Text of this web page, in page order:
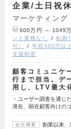
企業/土日祝休
マーケティング
600万円 ～ 1049
ント業務なし
転勤
可）
年収600万以上
支援制度
顧客コミュニケ
行まで担当。デ
用し、LTV最大
・ユーザー調査を通じ
潜在、顕在顧客向けの
会社概要
創業以来、